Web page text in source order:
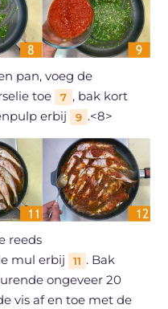
pan, voeg de
toe
7 , bak kort
erbij 9 .<8>
reeds
mul erbij
11 . Bak
ongeveer 20
vis af en toe met de